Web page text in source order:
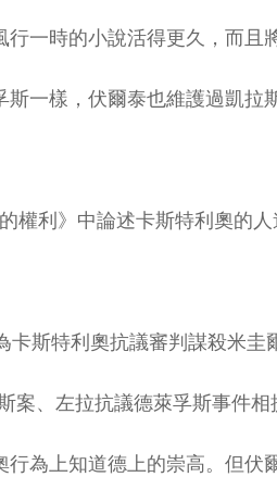
一時的小說活得更久，而且
一樣，伏爾泰也維護過凱拉
權利》中論述卡斯特利奧的
特利奧抗議審判謀殺米圭
案、左拉抗議德萊孚斯事件
為上知道德上的崇高。但伏